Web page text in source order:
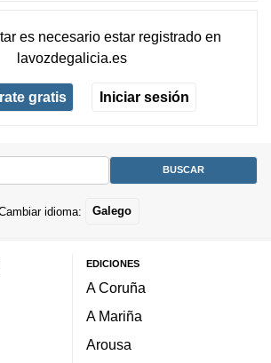
es necesario estar registradoen
lavozdegalicia.es
gratis Iniciar sesión
idioma: Galego
EDICIONES
A Coruña
A Mariña
Arousa